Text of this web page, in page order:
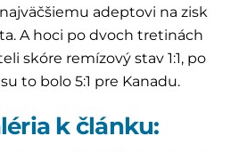
adeptovi na zisk
A hoci po dvoch tretinách
skóre remízový stav 1:1, po
to bolo 5:1 pre Kanadu.
k článku: